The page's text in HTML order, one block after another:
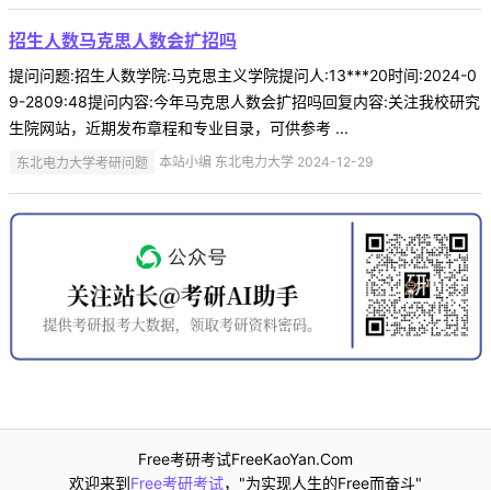
招生人数马克思人数会扩招吗
提问问题:招生人数学院:马克思主义学院提问人:13***20时间:2024-0
9-2809:48提问内容:今年马克思人数会扩招吗回复内容:关注我校研究
生院网站，近期发布章程和专业目录，可供参考 ...
东北电力大学考研问题 本站小编 东北电力大学 2024-12-29
Free考研考试FreeKaoYan.Com
欢迎来到Free考研考试，"为实现人生的Free而奋斗"